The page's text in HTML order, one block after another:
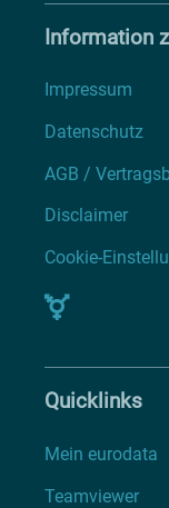
Information
Impressum
Datenschutz
AGB /
Disclaimer
Cookie-
Quicklinks
Mein eurodata
Teamviewer